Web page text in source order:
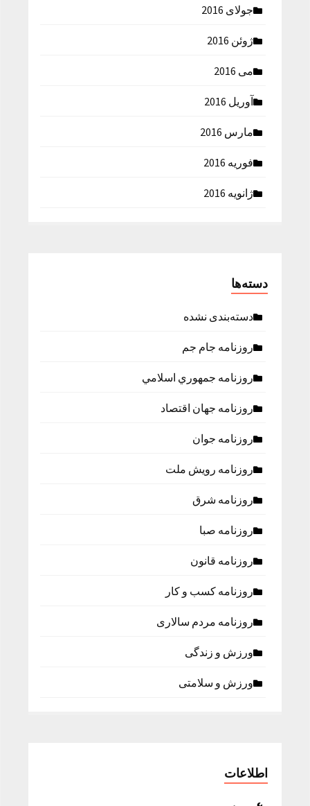
جولای 2016
ژوئن 2016
می 2016
آوریل 2016
مارس 2016
فوریه 2016
ژانویه 2016
دسته‌ها
دسته‌بندی نشده
روزنامه جام جم
روزنامه جمهوري اسلامي
روزنامه جهان اقتصاد
روزنامه جوان
روزنامه رویش ملت
روزنامه شرق
روزنامه صبا
روزنامه قانون
روزنامه كسب و كار
روزنامه مردم سالاری
ورزش و زندگی
ورزش و سلامتی
اطلاعات